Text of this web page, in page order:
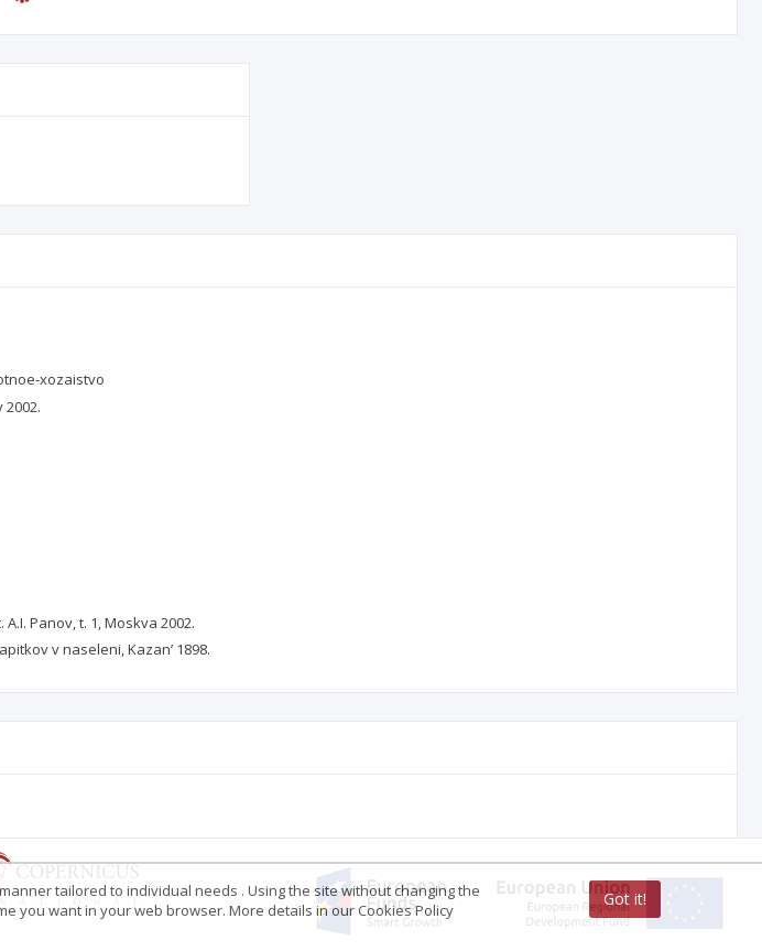
xozaistvo
Panov, t. 1, Moskva 2002.
v naseleni, Kazan’ 1898.
tailored to individual needs . Using the site without changing the
you want in your web browser. More details in our Cookies Policy
Got it!